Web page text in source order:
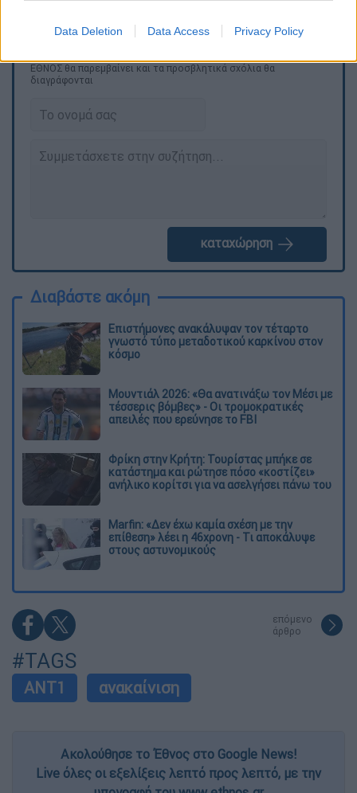
Data Deletion Data Access Privacy Policy
ΕΘΝΟΣ θα παρεμβαίνει και τα προσβλητικά σχόλια θα
διαγράφονται
καταχώρηση
Διαβάστε ακόμη
Επιστήμονες ανακάλυψαν τον τέταρτο
γνωστό τύπο μεταδοτικού καρκίνου στον
κόσμο
Μουντιάλ 2026: «Θα ανατινάξω τον Μέσι με
τέσσερις βόμβες» - Οι τρομοκρατικές
απειλές που ερεύνησε το FBI
Φρίκη στην Κρήτη: Τουρίστας μπήκε σε
κατάστημα και ρώτησε πόσο «κοστίζει»
ανήλικο κορίτσι για να ασελγήσει πάνω του
Marfin: «Δεν έχω καμία σχέση με την
επίθεση» λέει η 46χρονη - Τι αποκάλυψε
στους αστυνομικούς
επόμενο
άρθρο
#TAGS
ΑΝΤ1 ανακαίνιση
Ακολούθησε το Έθνος στο Google News!
Live όλες οι εξελίξεις λεπτό προς λεπτό, με την